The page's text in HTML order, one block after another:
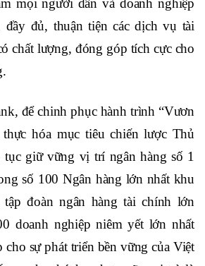
2025; năng động, sáng tạo để
tự do hóa và toàn cầu hóa; đáp
vụ tài chính, ngân hàng ngày càng
tế, tiến tới tài chính toàn diện vào
đầy đủ, thuận tiện các dịch vụ tài
chất lượng, đóng góp tích cực cho
để chinh phục hành trình “Vươn
hóa mục tiêu chiến lược Thủ
tục giữ vững vị trí ngân hàng số 1